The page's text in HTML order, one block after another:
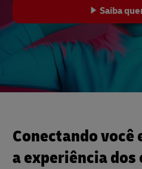
Saiba
Conectando você
a experiência dos